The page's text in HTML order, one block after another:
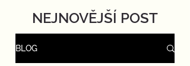
NEJNOVĚJŠÍ POST
BLOG